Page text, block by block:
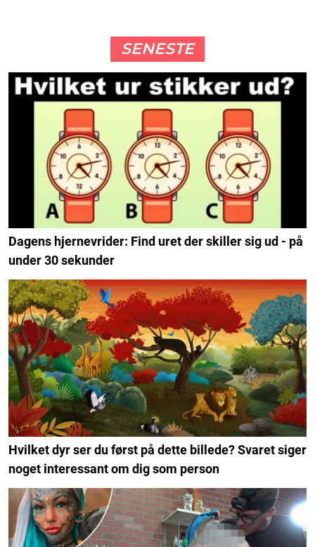
SENESTE
Dagens hjernevrider: Find uret der skiller sig ud - på
under 30 sekunder
Hvilket dyr ser du først på dette billede? Svaret siger
noget interessant om dig som person